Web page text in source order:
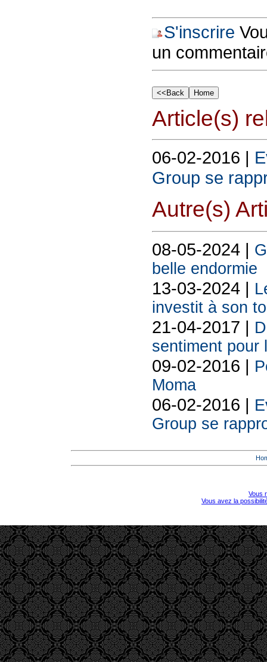
S'inscrire
un
Article(s)
06-02-2016 |
Group se
Autre(s)
08-05-2024 |
belle endormie
13-03-2024 |
investit à son
21-04-2017 |
sentiment pour
09-02-2016 |
Moma
06-02-2016 |
Group se
Vous
Vous avez la